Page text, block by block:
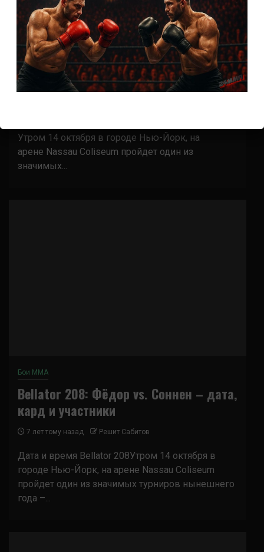
Бои ММА
Bellator 208: прямая трансляция
Утром 14 октября в городе Нью-Йорк, на
арене Nassau Coliseum пройдет один из
значимых...
Бои ММА
Bellator 208: Фёдор vs. Соннен – дата,
кард и участники
7 лет тому назад Решит Сабитов
Дата и время Bellator 208Утром 14 октября в
городе Нью-Йорк, на арене Nassau Coliseum
пройдет один из значимых турниров нынешнего
года –...